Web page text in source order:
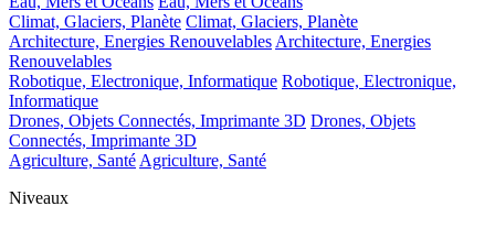
Climat, Glaciers, Planète Climat, Glaciers, Planète
Architecture, Energies Renouvelables Architecture, Energies
Renouvelables
Robotique, Electronique, Informatique Robotique, Electronique,
Informatique
Drones, Objets Connectés, Imprimante 3D Drones, Objets
Connectés, Imprimante 3D
Agriculture, Santé Agriculture, Santé
Niveaux